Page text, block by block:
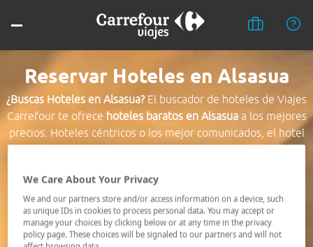
Reservar Hoteles en Alsasua
¿Buscas Hoteles en Alsasua?El buscador de hoteles de Viajes
Carrefour te ofrece hoteles baratos en Alsasua a los mejores
precios. Hoteles céntricos o los mejor comunicados, el hotel
que busques nosotros te lo encontramos al mejor precio.
Destino *
Fechas *
We Care About Your Privacy
We and our partners store and/or access information on a device, such
as unique IDs in cookies to process personal data. You may accept or
manage your choices by clicking below or at any time in the privacy
policy page. These choices will be signaled to our partners and will not